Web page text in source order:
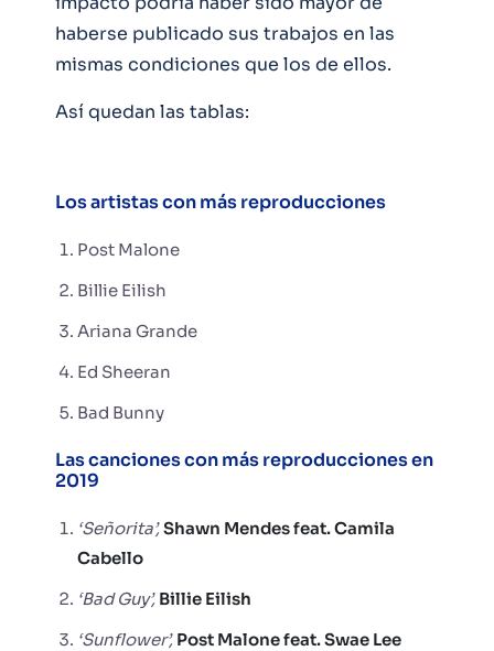
haberse publicado sus trabajos en las
mismas condiciones que los de ellos.
Así quedan las tablas:
Los artistas con más reproducciones
Post Malone
Billie Eilish
Ariana Grande
Ed Sheeran
Bad Bunny
Las canciones con más reproducciones en
2019
‘Señorita’,Shawn Mendes feat. Camila
Cabello
‘Bad Guy’, Billie Eilish
‘Sunflower’, Post Malone feat. Swae Lee